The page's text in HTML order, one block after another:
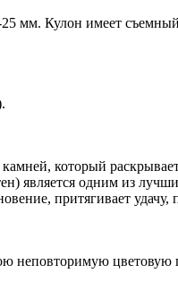
мм. Кулон имеет
который
является одним из
притягивает
цветовую